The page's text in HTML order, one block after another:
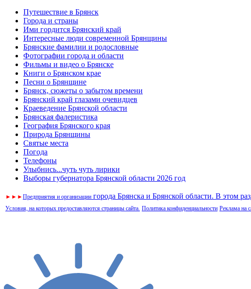
Путешествие в Брянск
Города и страны
Ими гордится Брянский край
Интересные люди современной Брянщины
Брянские фамилии и родословные
Фотографии города и области
Фильмы и видео о Брянске
Книги о Брянском крае
Песни о Брянщине
Брянск, сюжеты о забытом времени
Брянский край глазами очевидцев
Краеведение Брянской области
Брянская фалеристика
География Брянского края
Природа Брянщины
Святые места
Погода
Телефоны
Улыбнись...чуть чуть лирики
Выборы губернатора Брянской области 2026 год
► ► ►Предприятия и организации города Брянска и Брянской области. В этом
Условия, на которых предоставляются страницы сайта. Политика конфиденциальности Реклама на